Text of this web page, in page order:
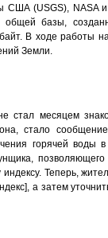
США (USGS), NASA
базы,
В ходе работы
Земли.
стал месяцем
стало
горячей воды
позволяющего
Теперь,
а затем